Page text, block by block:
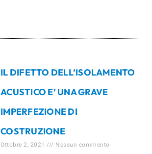
IL DIFETTO DELL’ISOLAMENTO
ACUSTICO E’ UNA GRAVE
IMPERFEZIONE DI
COSTRUZIONE
Ottobre 2, 2021 Nessun commento